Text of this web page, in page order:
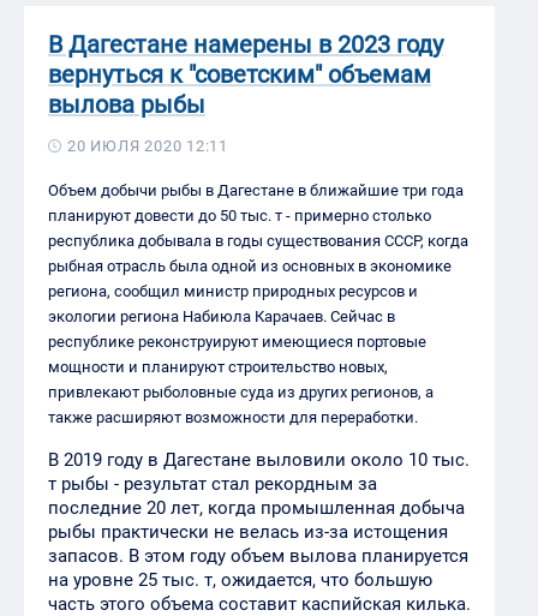
В Дагестане намерены в 2023 году
вернуться к "советским" объемам
вылова рыбы
20 ИЮЛЯ 2020 12:11
Объем добычи рыбы в Дагестане в ближайшие три года
планируют довести до 50 тыс. т - примерно столько
республика добывала в годы существования СССР, когда
рыбная отрасль была одной из основных в экономике
региона, сообщил министр природных ресурсов и
экологии региона Набиюла Карачаев. Сейчас в
республике реконструируют имеющиеся портовые
мощности и планируют строительство новых,
привлекают рыболовные суда из других регионов, а
также расширяют возможности для переработки.
В 2019 году в Дагестане выловили около 10 тыс.
т рыбы - результат стал рекордным за
последние 20 лет, когда промышленная добыча
рыбы практически не велась из-за истощения
запасов. В этом году объем вылова планируется
на уровне 25 тыс. т, ожидается, что большую
часть этого объема составит каспийская килька.